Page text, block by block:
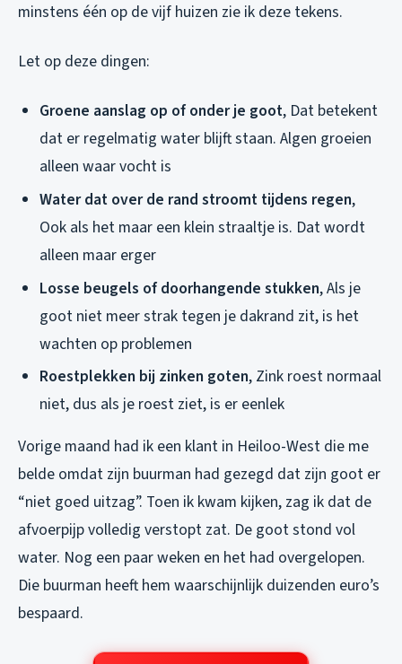
minstens één op de vijf huizen zie ik deze tekens.
Let op deze dingen:
Groene aanslag op of onder je goot, Dat betekent
dat er regelmatig water blijft staan. Algen groeien
alleen waar vocht is
Water dat over de rand stroomt tijdens regen,
Ook als het maar een klein straaltje is. Dat wordt
alleen maar erger
Losse beugels of doorhangende stukken, Als je
goot niet meer strak tegen je dakrand zit, is het
wachten op problemen
Roestplekken bij zinken goten, Zink roest normaal
niet, dus als je roest ziet, is er eenlek
Vorige maand had ik een klant in Heiloo-West die me
belde omdat zijn buurman had gezegd dat zijn goot er
“niet goed uitzag”. Toen ik kwam kijken, zag ik dat de
afvoerpijp volledig verstopt zat. De goot stond vol
water. Nog een paar weken en het had overgelopen.
Die buurman heeft hem waarschijnlijk duizenden euro’s
bespaard.